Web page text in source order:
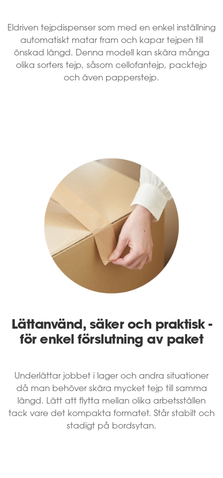
Eldriven tejpdispenser som med en enkel inställning
automatiskt matar fram och kapar tejpen till
önskad längd. Denna modell kan skära många
olika sorters tejp, såsom cellofantejp, packtejp
och även papperstejp.
Lättanvänd, säker och praktisk -
för enkel förslutning av paket
Underlättar jobbet i lager och andra situationer
då man behöver skära mycket tejp till samma
längd. Lätt att flytta mellan olika arbetsställen
tack vare det kompakta formatet. Står stabilt och
stadigt på bordsytan.